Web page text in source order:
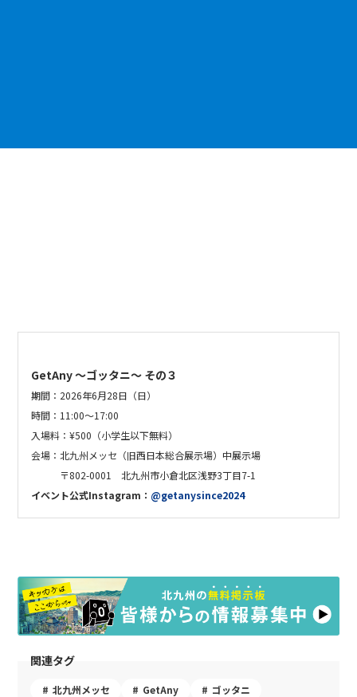
GetAny 〜ゴッタニ〜 その３
期間： 2026年6月28日（日）
時間：11:00～17:00
入場料：¥500（小学生以下無料）
会場：北九州メッセ（旧西日本総合展示場） 中展示場
〒802-0001 北九州市小倉北区浅野3丁目7-1
イベント公式Instagram： @getanysince2024
関連タグ
北九州メッセ GetAny ゴッタニ